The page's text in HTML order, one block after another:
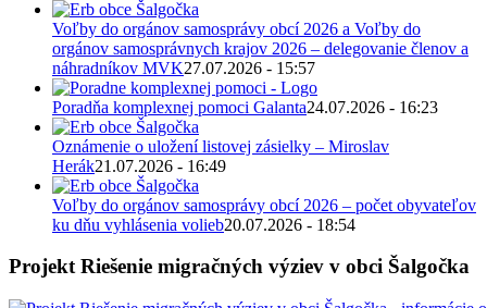
Voľby do orgánov samosprávy obcí 2026 a Voľby do
orgánov samosprávnych krajov 2026 – delegovanie členov a
náhradníkov MVK27.07.2026 - 15:57
Poradňa komplexnej pomoci Galanta24.07.2026 - 16:23
Oznámenie o uložení listovej zásielky – Miroslav
Herák21.07.2026 - 16:49
Voľby do orgánov samosprávy obcí 2026 – počet obyvateľov
ku dňu vyhlásenia volieb20.07.2026 - 18:54
Projekt Riešenie migračných výziev v obci Šalgočka